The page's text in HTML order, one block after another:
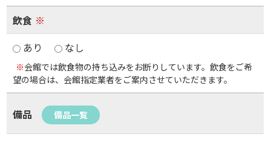
飲食 ※
あり
なし
※会館では飲食物の持ち込みをお断りしています。飲食をご希
望の場合は、会館指定業者をご案内させていただきます。
備品 備品一覧